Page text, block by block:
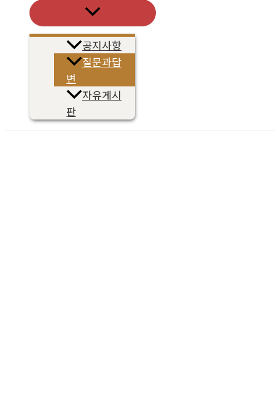
메
뉴
토
글
공지사항
질문과답
변
자유게시
판